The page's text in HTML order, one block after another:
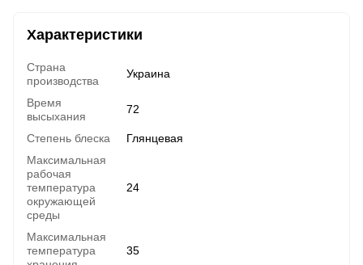
Характеристики
Страна
производства
Украина
Время
высыхания
72
Степень блеска
Глянцевая
Максимальная
рабочая
температура
окружающей
среды
24
Максимальная
температура
35